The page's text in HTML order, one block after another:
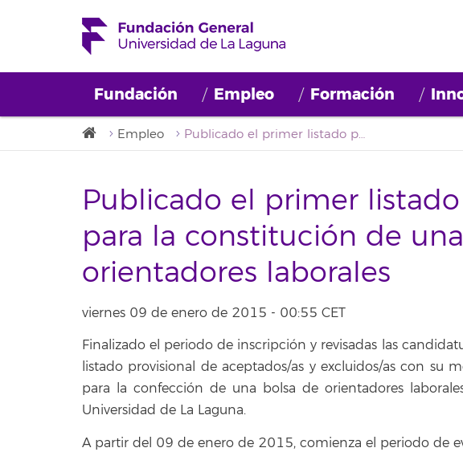
Fundación Empleo Formación
Empleo Publicado el primer listado provisional para la constitución de una bolsa de orientadores laborales
Publicado el primer
para la constitución de
orientadores laborales
viernes 09 de enero de 2015 - 00:55 CET
Finalizado el periodo de inscripción y revisadas las
listado provisional de aceptados/as y excluidos/as con su
para la confección de una bolsa de orientadores
Universidad de La Laguna.
A partir del 09 de enero de 2015, comienza el periodo de